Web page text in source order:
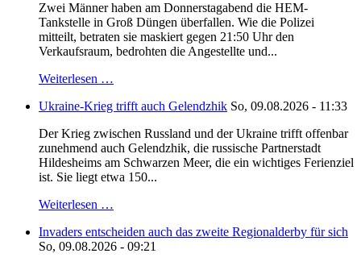
Zwei Männer haben am Donnerstagabend die HEM-
Tankstelle in Groß Düngen überfallen. Wie die Polizei
mitteilt, betraten sie maskiert gegen 21:50 Uhr den
Verkaufsraum, bedrohten die Angestellte und...
Weiterlesen …
Ukraine-Krieg trifft auch Gelendzhik So, 09.08.2026 - 11:33
Der Krieg zwischen Russland und der Ukraine trifft offenbar
zunehmend auch Gelendzhik, die russische Partnerstadt
Hildesheims am Schwarzen Meer, die ein wichtiges Ferienziel
ist. Sie liegt etwa 150...
Weiterlesen …
Invaders entscheiden auch das zweite Regionalderby für sich
So, 09.08.2026 - 09:21